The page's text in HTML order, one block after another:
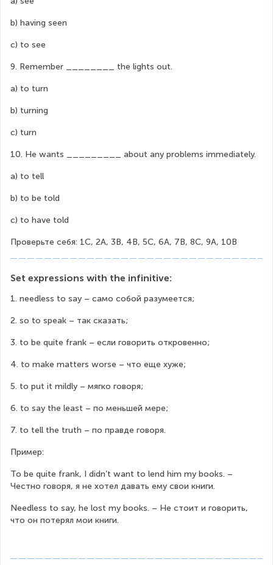
b) having seen
c) to see
9. Remember ________ the lights out.
a) to turn
b) turning
c) turn
10. He wants _________ about any problems immediately.
a) to tell
b) to be told
c) to have told
Проверьте себя: 1C, 2A, 3B, 4B, 5C, 6A, 7B, 8C, 9A, 10B
Set expressions with the infinitive:
1. needless to say – само собой разумеется;
2. so to speak – так сказать;
3. to be quite frank – если говорить откровенно;
4. to make matters worse – что еще хуже;
5. to put it mildly – мягко говоря;
6. to say the least – по меньшей мере;
7. to tell the truth – по правде говоря.
Пример:
To be quite frank, I didn’t want to lend him my books. –
Честно говоря, я не хотел давать ему свои книги.
Needless to say, he lost my books. – Не стоит и говорить,
что он потерял мои книги.